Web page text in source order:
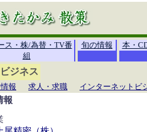
ス・株/為替・TV番
組
旬の情報 本・
ジネス
報 求人・求職 インターネットビ
報